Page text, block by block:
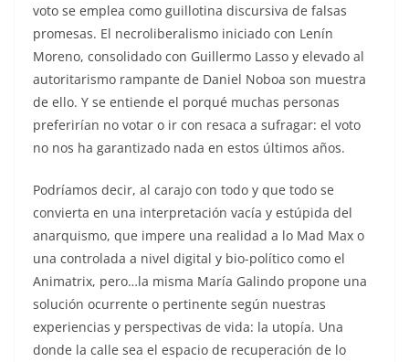
voto se emplea como guillotina discursiva de falsas
promesas. El necroliberalismo iniciado con Lenín
Moreno, consolidado con Guillermo Lasso y elevado al
autoritarismo rampante de Daniel Noboa son muestra
de ello. Y se entiende el porqué muchas personas
preferirían no votar o ir con resaca a sufragar: el voto
no nos ha garantizado nada en estos últimos años.
Podríamos decir, al carajo con todo y que todo se
convierta en una interpretación vacía y estúpida del
anarquismo, que impere una realidad a lo Mad Max o
una controlada a nivel digital y bio-político como el
Animatrix, pero…la misma María Galindo propone una
solución ocurrente o pertinente según nuestras
experiencias y perspectivas de vida: la utopía. Una
donde la calle sea el espacio de recuperación de lo